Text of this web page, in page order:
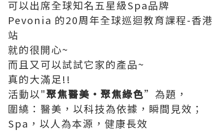
可以出席全球知名五星級Spa品牌
Pevonia 的20周年全球巡迴教育課程-香港
站
就的很開心~
而且又可以試試它家的產品~
真的大滿足!!
活動以"聚焦醫美‧聚焦綠色”為題，
圍繞：醫美，以科技為依據，瞬間見效；
Spa，以人為本源，健康長效